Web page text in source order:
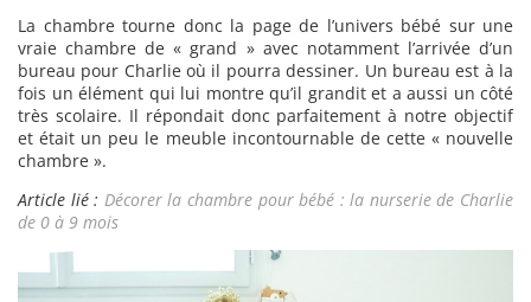
La chambre tourne donc la page de l’univers bébé sur une
vraie chambre de « grand » avec notamment l’arrivée d’un
bureau pour Charlie où il pourra dessiner. Un bureau est à la
fois un élément qui lui montre qu’il grandit et a aussi un côté
très scolaire. Il répondait donc parfaitement à notre objectif
et était un peu le meuble incontournable de cette « nouvelle
chambre ».
Article lié : Décorer la chambre pour bébé : la nurserie de Charlie
de 0 à 9 mois